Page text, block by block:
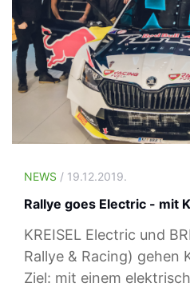
NEWS / 19.12.2019.
Rallye goes Electric - mit
KREISEL Electric und
Rallye & Racing) gehen
Ziel: mit einem